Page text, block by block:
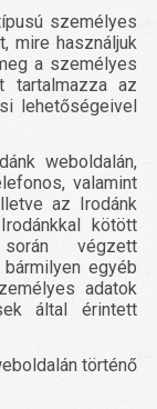
személyes
mire használjuk
a személyes
tartalmazza az
lehetőségeivel
weboldalán,
valamint
az Irodánk
kötött
végzett
egyéb
adatok
által érintett
történő